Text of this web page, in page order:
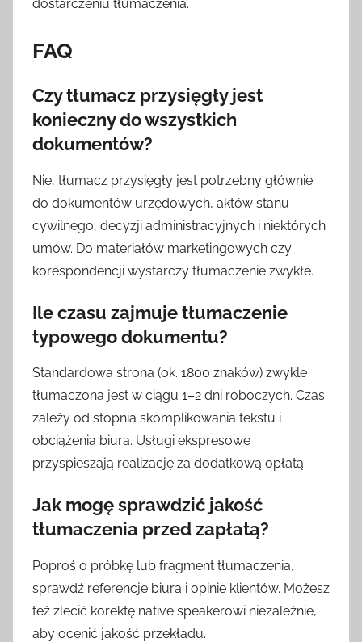
dostarczeniu tłumaczenia.
FAQ
Czy tłumacz przysięgły jest
konieczny do wszystkich
dokumentów?
Nie, tłumacz przysięgły jest potrzebny głównie
do dokumentów urzędowych, aktów stanu
cywilnego, decyzji administracyjnych i niektórych
umów. Do materiałów marketingowych czy
korespondencji wystarczy tłumaczenie zwykłe.
Ile czasu zajmuje tłumaczenie
typowego dokumentu?
Standardowa strona (ok. 1800 znaków) zwykle
tłumaczona jest w ciągu 1–2 dni roboczych. Czas
zależy od stopnia skomplikowania tekstu i
obciążenia biura. Usługi ekspresowe
przyspieszają realizację za dodatkową opłatą.
Jak mogę sprawdzić jakość
tłumaczenia przed zapłatą?
Poproś o próbkę lub fragment tłumaczenia,
sprawdź referencje biura i opinie klientów. Możesz
też zlecić korektę native speakerowi niezależnie,
aby ocenić jakość przekładu.